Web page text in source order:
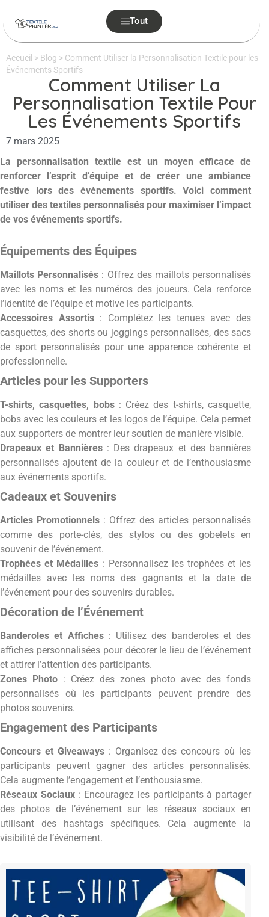
Tout
Accueil > Blog > Comment Utiliser la Personnalisation Textile pour les
Événements Sportifs
Comment Utiliser La
Personnalisation Textile Pour
Les Événements Sportifs
7 mars 2025
La personnalisation textile est un moyen efficace de
renforcer l’esprit d’équipe et de créer une ambiance
festive lors des événements sportifs. Voici comment
utiliser des textiles personnalisés pour maximiser l’impact
de vos événements sportifs.
Équipements des Équipes
Maillots Personnalisés : Offrez des maillots personnalisés
avec les noms et les numéros des joueurs. Cela renforce
l’identité de l’équipe et motive les participants.
Accessoires Assortis: Complétez les tenues avec des
casquettes, des shorts ou joggings personnalisés, des sacs
de sport personnalisés pour une apparence cohérente et
professionnelle.
Articles pour les Supporters
T-shirts, casquettes, bobs : Créez des t-shirts, casquette,
bobs avec les couleurs et les logos de l’équipe. Cela permet
aux supporters de montrer leur soutien de manière visible.
Drapeaux et Bannières: Des drapeaux et des bannières
personnalisés ajoutent de la couleur et de l’enthousiasme
aux événements sportifs.
Cadeaux et Souvenirs
Articles Promotionnels : Offrez des articles personnalisés
comme des porte-clés, des stylos ou des gobelets en
souvenir de l’événement.
Trophées et Médailles : Personnalisez les trophées et les
médailles avec les noms des gagnants et la date de
l’événement pour des souvenirs durables.
Décoration de l’Événement
Banderoles et Affiches: Utilisez des banderoles et des
affiches personnalisées pour décorer le lieu de l’événement
et attirer l’attention des participants.
Zones Photo : Créez des zones photo avec des fonds
personnalisés où les participants peuvent prendre des
photos souvenirs.
Engagement des Participants
Concours et Giveaways: Organisez des concours où les
participants peuvent gagner des articles personnalisés.
Cela augmente l’engagement et l’enthousiasme.
Réseaux Sociaux: Encouragez les participants à partager
des photos de l’événement sur les réseaux sociaux en
utilisant des hashtags spécifiques. Cela augmente la
visibilité de l’événement.